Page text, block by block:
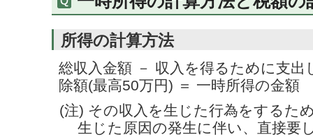
所得の計算方法
総収入金額 － 収入を得るために支出
除額(最高50万円) ＝ 一時所得の金額
(注) その収入を生じた行為をするた
生じた原因の発生に伴い、直接要